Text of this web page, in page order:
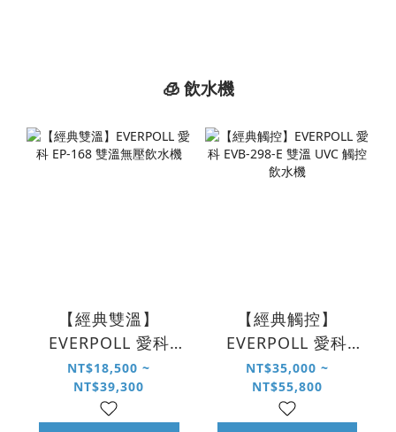
🧊 飲水機
【經典雙溫】
EVERPOLL 愛科
EP-168 雙溫無壓飲
水機
NT$18,500 ~
NT$39,300
【經典觸控】
EVERPOLL 愛科
EVB-298-E 雙溫
UVC 觸控飲水機
NT$35,000 ~
NT$55,800